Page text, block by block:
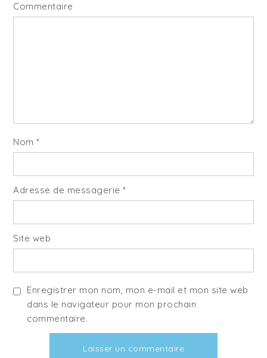
Commentaire
Nom*
Adresse de messagerie*
Site web
Enregistrer mon nom, mon e-mail et mon site web
dans le navigateur pour mon prochain
commentaire.